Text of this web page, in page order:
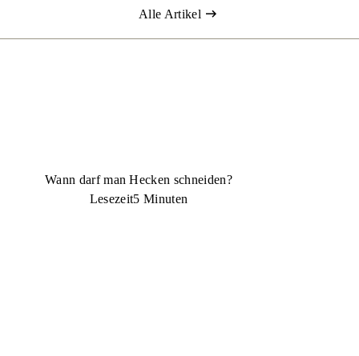
Alle Artikel
Wann darf man Hecken schneiden?
Lesezeit5 Minuten